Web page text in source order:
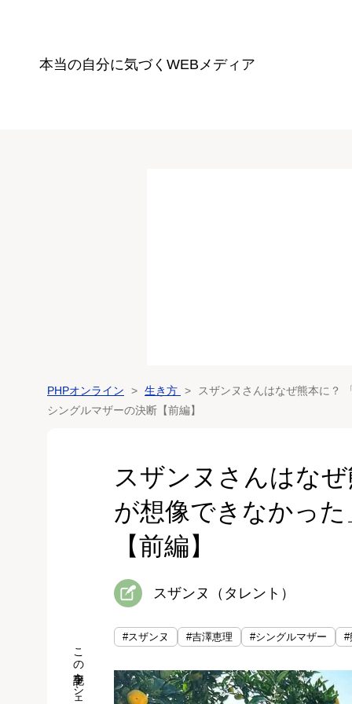
本当の自分に気づく WEBメディア
PHPオンライン 生き方
スザンヌさんはなぜ熊本に？
シングルマザーの決断【前編】
スザンヌさんはな
が想像できなかっ
【前編】
スザンヌ（タレント）
#スザンヌ #吉澤恵理 #シングルマザー #
この記事をシェア